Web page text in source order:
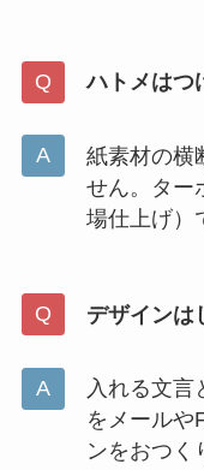
ハトメはつ
紙素材の横
せん。ター
場仕上げ）
デザインは
入れる文言
をメールや
ンをおつく